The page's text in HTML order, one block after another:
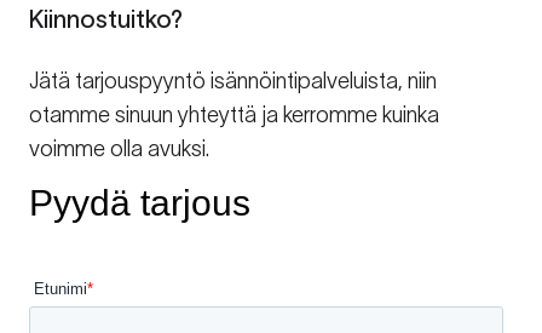
Kiinnostuitko?
Jätä tarjouspyyntö isännöintipalveluista, niin
otamme sinuun yhteyttä ja kerromme kuinka
voimme olla avuksi.